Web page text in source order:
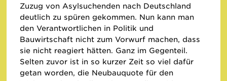
Zuzug von Asylsuchenden nach Deutschland
deutlich zu spüren gekommen. Nun kann man
den Verantwortlichen in Politik und
Bauwirtschaft nicht zum Vorwurf machen, dass
sie nicht reagiert hätten. Ganz im Gegenteil.
Selten zuvor ist in so kurzer Zeit so viel dafür
getan worden, die Neubauquote für den